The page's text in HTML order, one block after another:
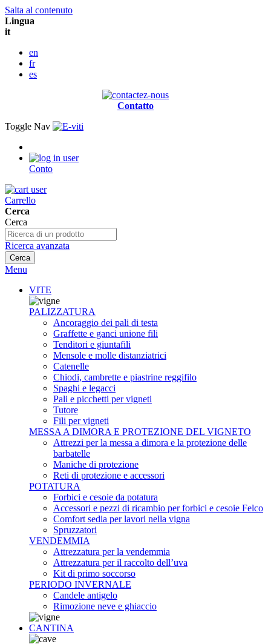
Salta al contenuto
Lingua
it
en
fr
es
Contatto
Toggle Nav
Conto
Carrello
Cerca
Cerca
Ricerca avanzata
Cerca
Menu
VITE
PALIZZATURA
Ancoraggio dei pali di testa
Graffette e ganci unione fili
Tenditori e giuntafili
Mensole e molle distanziatrici
Catenelle
Chiodi, cambrette e piastrine reggifilo
Spaghi e legacci
Pali e picchetti per vigneti
Tutore
Fili per vigneti
MESSA A DIMORA E PROTEZIONE DEL VIGNETO
Attrezzi per la messa a dimora e la protezione delle
barbatelle
Maniche di protezione
Reti di protezione e accessori
POTATURA
Forbici e cesoie da potatura
Accessori e pezzi di ricambio per forbici e cesoie Felco
Comfort sedia per lavori nella vigna
Spruzzatori
VENDEMMIA
Attrezzatura per la vendemmia
Attrezzatura per il raccolto dell’uva
Kit di primo soccorso
PERIODO INVERNALE
Candele antigelo
Rimozione neve e ghiaccio
CANTINA